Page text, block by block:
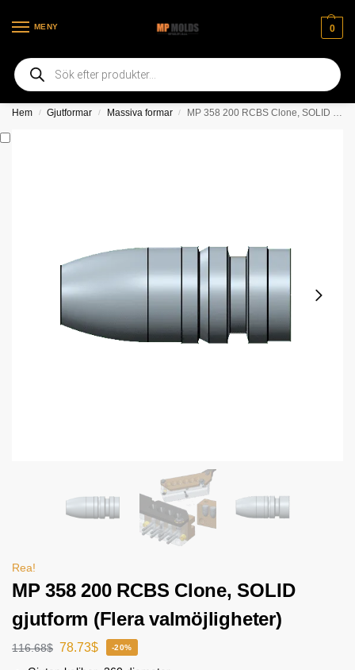
MENY 0
Välkommen till vår nya webbsida
Hem / Gjutformar / Massiva formar / MP 358 200 RCBS Clone, SOLID gjutform (Flera valmöjligheter)
Rea!
MP 358 200 RCBS Clone, SOLID
gjutform (Flera valmöjligheter)
116.68$ 78.73$ -20%